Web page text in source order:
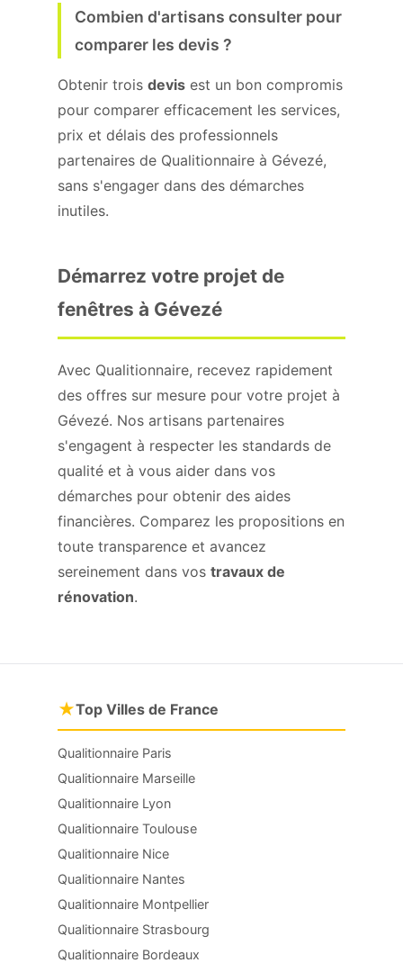
Combien d'artisans consulter pour
comparer les devis ?
Obtenir trois devis est un bon compromis
pour comparer efficacement les services,
prix et délais des professionnels
partenaires de Qualitionnaire à Gévezé,
sans s'engager dans des démarches
inutiles.
Démarrez votre projet de
fenêtres à Gévezé
Avec Qualitionnaire, recevez rapidement
des offres sur mesure pour votre projet à
Gévezé. Nos artisans partenaires
s'engagent à respecter les standards de
qualité et à vous aider dans vos
démarches pour obtenir des aides
financières. Comparez les propositions en
toute transparence et avancez
sereinement dans vos travaux de
rénovation.
★Top Villes de France
Qualitionnaire Paris
Qualitionnaire Marseille
Qualitionnaire Lyon
Qualitionnaire Toulouse
Qualitionnaire Nice
Qualitionnaire Nantes
Qualitionnaire Montpellier
Qualitionnaire Strasbourg
Qualitionnaire Bordeaux